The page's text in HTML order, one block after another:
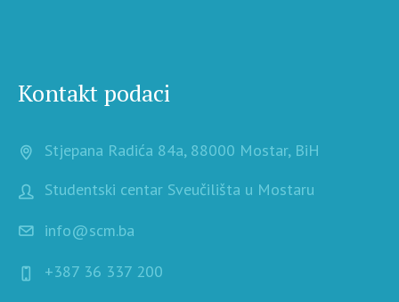
Kontakt podaci
Stjepana Radića 84a, 88000 Mostar, BiH
Studentski centar Sveučilišta u Mostaru
info@scm.ba
+387 36 337 200